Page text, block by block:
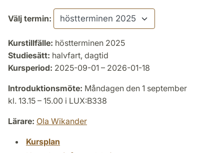
Välj termin:
Kurstillfälle: höstterminen 2025
Studiesätt: halvfart, dagtid
Kursperiod: 2025-09-01 – 2026-01-18
Introduktionsmöte: Måndagen den 1 september
kl. 13.15 – 15.00 i LUX:B338
Lärare: Ola Wikander
Kursplan